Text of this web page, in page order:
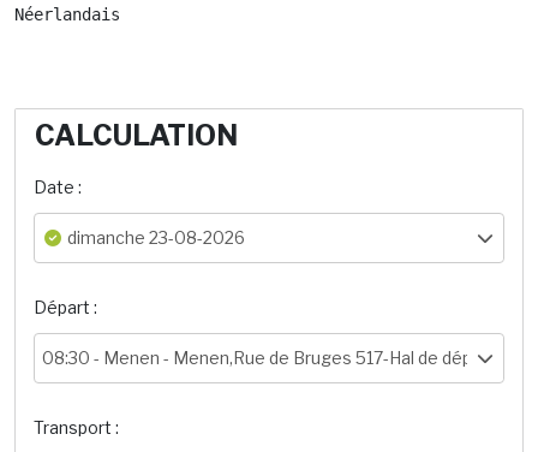
Néerlandais
CALCULATION
Date :
dimanche 23-08-2026
Départ :
08:30 - Menen - Menen,Rue de Bruges 517-Hal de départ
Transport :